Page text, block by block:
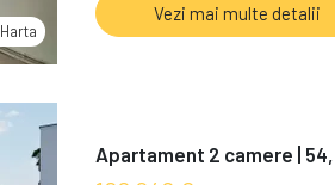
Harta
Vezi mai multe detalii
Apartament 2 camere |